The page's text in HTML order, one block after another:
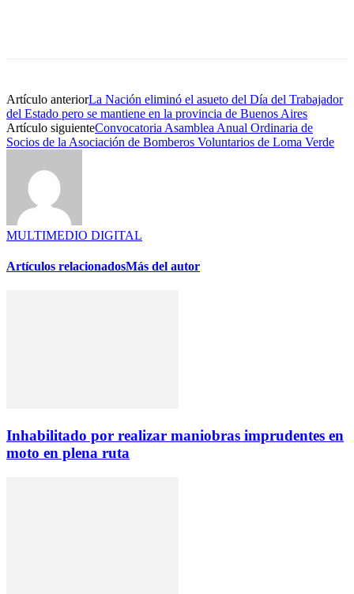
Artículo anteriorLa Nación eliminó el asueto del Día del Trabajador
del Estado pero se mantiene en la provincia de Buenos Aires
Artículo siguienteConvocatoria Asamblea Anual Ordinaria de
Socios de la Asociación de Bomberos Voluntarios de Loma Verde
MULTIMEDIO DIGITAL
Artículos relacionadosMás del autor
Inhabilitado por realizar maniobras imprudentes en
moto en plena ruta